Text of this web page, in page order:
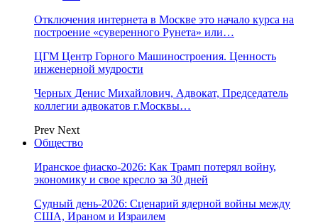
Отключения интернета в Москве это начало курса на
построение «суверенного Рунета» или…
ЦГМ Центр Горного Машиностроения. Ценность
инженерной мудрости
Черных Денис Михайлович, Адвокат, Председатель
коллегии адвокатов г.Москвы…
Prev Next
Общество
Иранское фиаско-2026: Как Трамп потерял войну,
экономику и свое кресло за 30 дней
Судный день-2026: Сценарий ядерной войны между
США, Ираном и Израилем